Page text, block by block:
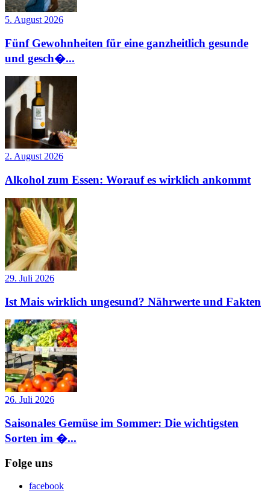
5. August 2026
Fünf Gewohnheiten für eine ganzheitlich gesunde
und gesch�...
2. August 2026
Alkohol zum Essen: Worauf es wirklich ankommt
29. Juli 2026
Ist Mais wirklich ungesund? Nährwerte und Fakten
26. Juli 2026
Saisonales Gemüse im Sommer: Die wichtigsten
Sorten im �...
Folge uns
facebook